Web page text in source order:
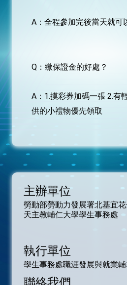
A：全程參加完後當天就可
Q：繳保證金的好處？
A：1.摸彩券加碼一張 2.有
供的小禮物優先領取
主辦單位
勞動部勞動力發展署北基宜
天主教輔仁大學學生事務處
執行單位
學生事務處職涯發展與就業輔